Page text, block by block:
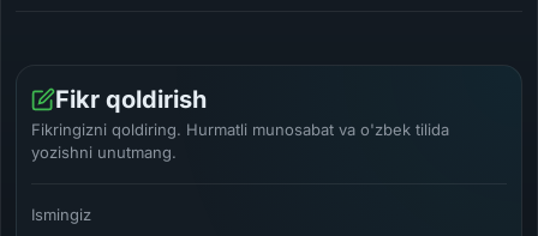
Fikr qoldirish
Fikringizni qoldiring. Hurmatli munosabat va o'zbek tilida
yozishni unutmang.
Ismingiz